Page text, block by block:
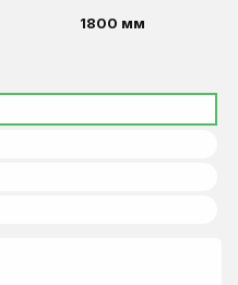
1800 мм